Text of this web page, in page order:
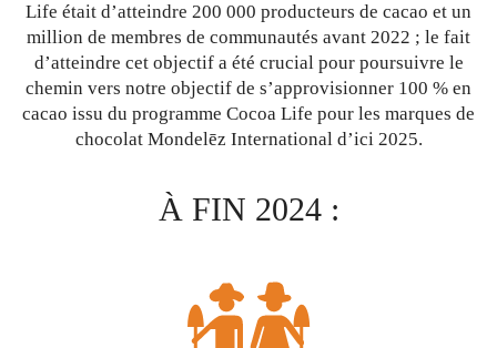
Life était d’atteindre 200 000 producteurs de cacao et un
million de membres de communautés avant 2022 ; le fait
d’atteindre cet objectif a été crucial pour poursuivre le
chemin vers notre objectif de s’approvisionner 100 % en
cacao issu du programme Cocoa Life pour les marques de
chocolat Mondelēz International d’ici 2025.
À FIN 2024 :